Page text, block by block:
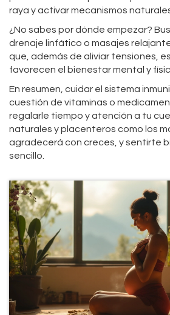
raya y activar mecanismos
¿No sabes por dónde empezar?
drenaje linfático o masajes
que, además de aliviar tensiones,
favorecen el bienestar mental y
En resumen, cuidar el sistema
cuestión de vitaminas o
regalarle tiempo y atención a tu
naturales y placenteros como los
agradecerá con creces, y sentirte
sencillo.